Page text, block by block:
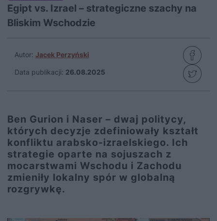
Egipt vs. Izrael – strategiczne szachy na
Bliskim Wschodzie
Autor: Jacek Perzyński
Data publikacji: 26.08.2025
Ben Gurion i Naser – dwaj politycy,
których decyzje zdefiniowały kształt
konfliktu arabsko-izraelskiego. Ich
strategie oparte na sojuszach z
mocarstwami Wschodu i Zachodu
zmieniły lokalny spór w globalną
rozgrywkę.